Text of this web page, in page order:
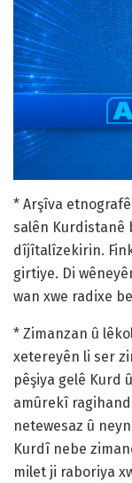
* Arşîva
salên Kurdistanê
dîjîtalîzekirin.
girtiye. Di
wan xwe radixe
* Zimanzan û
xetereyên li ser
pêşiya gelê Kurd
amûrekî
netewesaz û
Kurdî nebe
milet ji raboriya